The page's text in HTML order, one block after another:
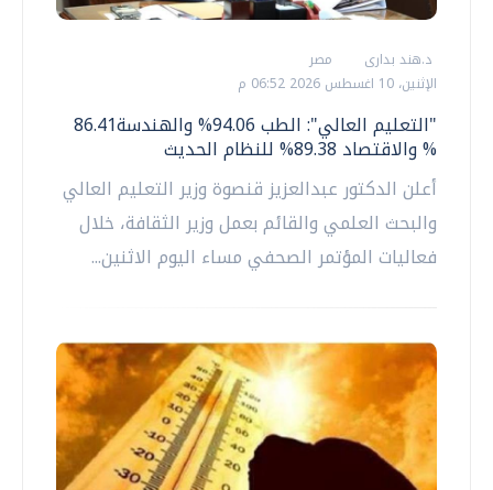
د.هند بدارى
مصر
الإثنين، 10 اغسطس 2026 06:52 م
"التعليم العالي": الطب 94.06% والهندسة86.41
% والاقتصاد 89.38% للنظام الحديث
أعلن الدكتور عبدالعزيز قنصوة وزير التعليم العالي
والبحث العلمي والقائم بعمل وزير الثقافة، خلال
فعاليات المؤتمر الصحفي مساء اليوم الاثنين...